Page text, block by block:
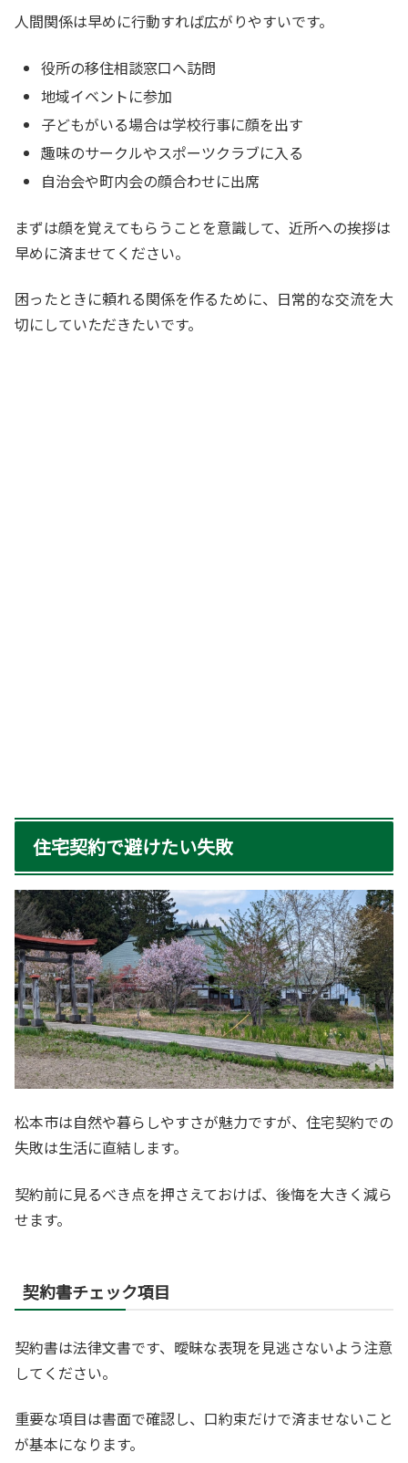
人間関係は早めに行動すれば広がりやすいです。
役所の移住相談窓口へ訪問
地域イベントに参加
子どもがいる場合は学校行事に顔を出す
趣味のサークルやスポーツクラブに入る
自治会や町内会の顔合わせに出席
まずは顔を覚えてもらうことを意識して、近所への挨拶は
早めに済ませてください。
困ったときに頼れる関係を作るために、日常的な交流を大
切にしていただきたいです。
住宅契約で避けたい失敗
松本市は自然や暮らしやすさが魅力ですが、住宅契約での
失敗は生活に直結します。
契約前に見るべき点を押さえておけば、後悔を大きく減ら
せます。
契約書チェック項目
契約書は法律文書です、曖昧な表現を見逃さないよう注意
してください。
重要な項目は書面で確認し、口約束だけで済ませないこと
が基本になります。